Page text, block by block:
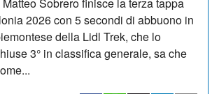
2026 con 5 secondi di abbuono in
della Lidl Trek, che lo
3° in classifica generale, sa che